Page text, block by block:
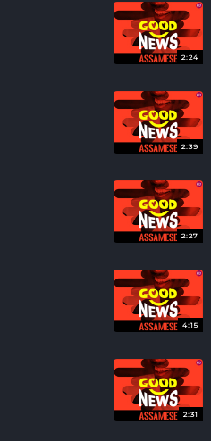
2:24
2:39
2:27
4:15
2:31